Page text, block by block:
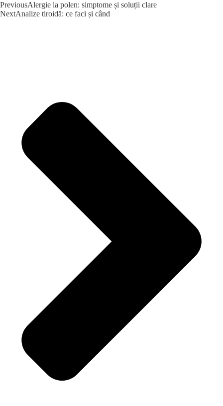
PreviousAlergie la polen: simptome și soluții clare
NextAnalize tiroidă: ce faci și când